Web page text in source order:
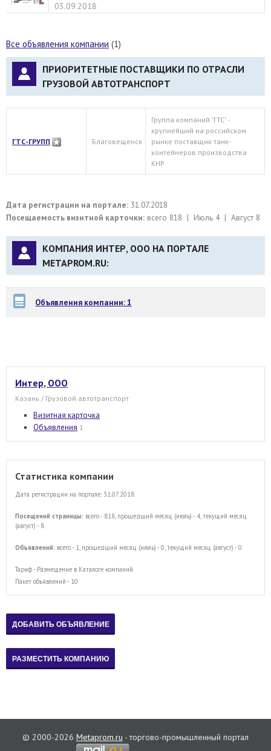
03.09.2018
Все объявления компании (1)
ПРИОРИТЕТНЫЕ ПОСТАВЩИКИ ПО ОТРАСЛИ
ГРУЗОВОЙ АВТОТРАНСПОРТ
ГТС-ГРУПП Благовещенск
Группа компаний "ГТС" -
крупнейший на российском
рынке поставщик танк-
контейнеров производства
КНР
Дата регистрации на портале: 31.07.2018
Посещаемость визитной карточки: всего 818 | Июль 4 | Август 8
КОМПАНИЯ ИНТЕР, ООО НА ПОРТАЛЕ
METAPROM.RU:
Объявления компании: 1
Интер, ООО
Казань / Грузовой автотранспорт
Визитная карточка
Объявления 1
Статистика компании
Дата регистрации на портале: 31.07.2018
Посещений страницы: всего - 818, прошедший месяц (июль) - 4, текущий месяц
(август) - 8
Объявлений: всего - 1, прошедший месяц (июль) - 0, текущий месяц (август) - 0
Тариф - Размещение в Каталоге компаний
Пакет объявлений - 10
© 2000-2026 Metaprom.ru - торгово-промышленный портал